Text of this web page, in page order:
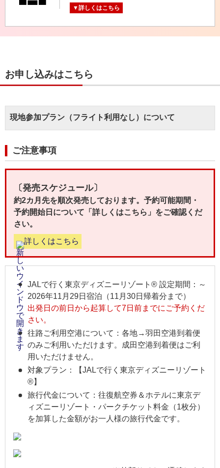
▼詳しくはこちら
お申し込みはこちら
現地参加プラン（フライト利用なし）について
ご注意事項
〔発売スケジュール〕
約2カ月先を順次発売しております。予約可能期間・
予約開始日について「詳しくはこちら」をご確認くだ
さい。
詳しくはこちら
JALで行く東京ディズニーリゾート® 設定期間：～
2026年11月29日宿泊（11月30日帰着分まで）
出発日の前日から起算して7日前までにご予約くだ
さい。
往路ご利用空港について：各地→羽田空港到着便
のみご利用いただけます。成田空港到着便はご利
用いただけません。
対象プラン：【JALで行く東京ディズニーリゾート
®】
旅行代金について：往復航空券＆ホテルに東京デ
ィズニーリゾート・パークチケット料金（1枚分）
を加算した金額がお一人様の旅行代金です。